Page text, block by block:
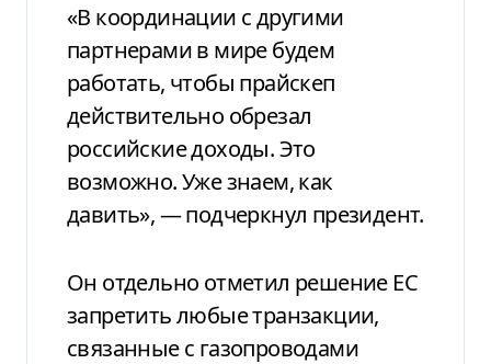
«В координации с другими
партнерами в мире будем
работать, чтобы прайскеп
действительно обрезал
российские доходы. Это
возможно. Уже знаем, как
давить», — подчеркнул президент.
Он отдельно отметил решение ЕС
запретить любые транзакции,
связанные с газопроводами